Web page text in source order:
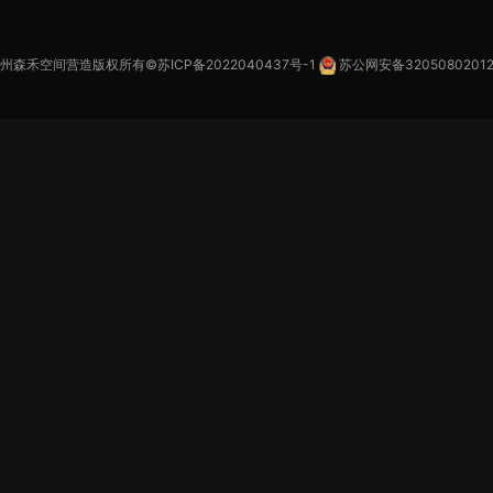
森禾空间营造版权所有©苏ICP备2022040437号-1 苏公网安备